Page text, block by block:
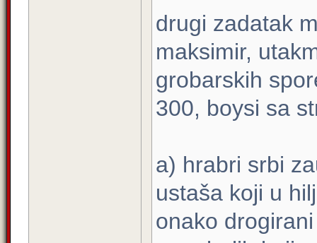
drugi zadatak
maksimir,
grobarskih
300, boysi sa
a) hrabri srbi
ustaša koji u
onako